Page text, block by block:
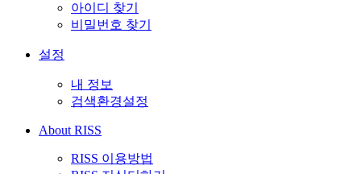
아이디 찾기
비밀번호 찾기
설정
내 정보
검색환경설정
About RISS
RISS 이용방법